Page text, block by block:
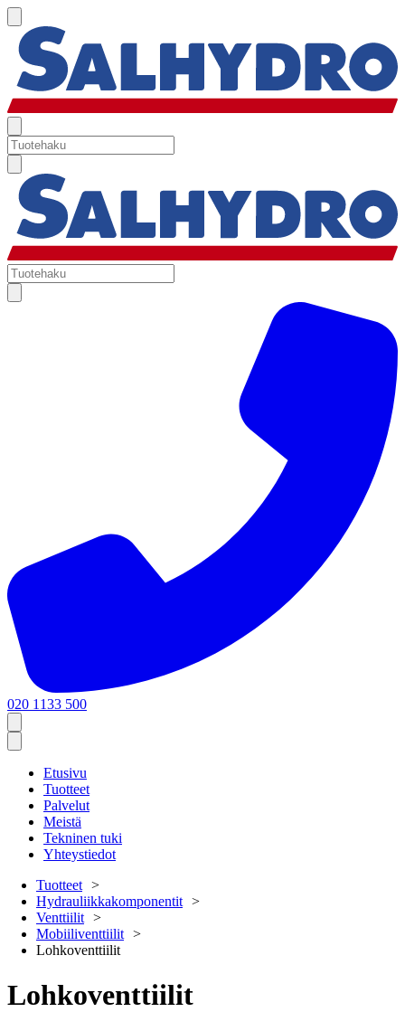
020 1133 500
Etusivu
Tuotteet
Palvelut
Meistä
Tekninen tuki
Yhteystiedot
Tuotteet
Hydrauliikkakomponentit
Venttiilit
Mobiiliventtiilit
Lohkoventtiilit
Lohkoventtiilit